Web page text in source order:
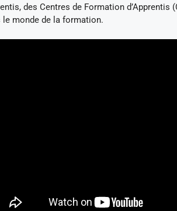
des Centres de Formation
le monde de la formation.